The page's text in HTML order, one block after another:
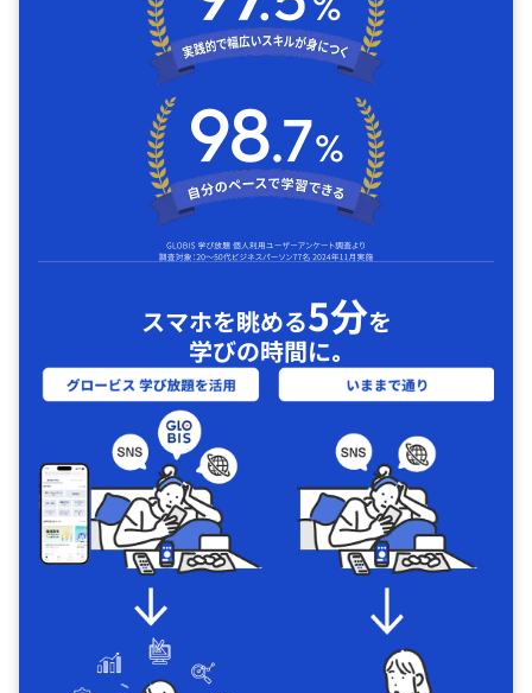
スマホを眺める5分を
学びの時間に｡